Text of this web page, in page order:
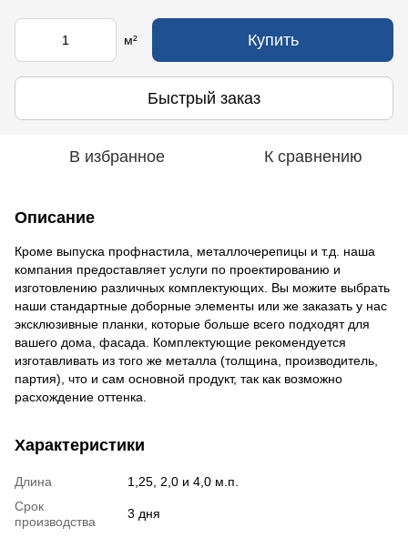
м² Купить
Быстрый заказ
В избранное К сравнению
Описание
Кроме выпуска профнастила, металлочерепицы и т.д. наша
компания предоставляет услуги по проектированию и
изготовлению различных комплектующих. Вы можите выбрать
наши стандартные доборные элементы или же заказать у нас
эксклюзивные планки, которые больше всего подходят для
вашего дома, фасада. Комплектующие рекомендуется
изготавливать из того же металла (толщина, производитель,
партия), что и сам основной продукт, так как возможно
расхождение оттенка.
Характеристики
Длина
1,25, 2,0 и 4,0 м.п.
Срок
производства
3 дня